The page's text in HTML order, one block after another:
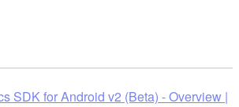
SDK for Android v2 (Beta) - Overview |